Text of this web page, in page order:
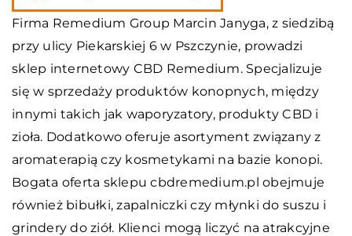
Firma Remedium Group Marcin Janyga, z siedzibą
przy ulicy Piekarskiej 6 w Pszczynie, prowadzi
sklep internetowy CBD Remedium. Specjalizuje
się w sprzedaży produktów konopnych, między
innymi takich jak waporyzatory, produkty CBD i
zioła. Dodatkowo oferuje asortyment związany z
aromaterapią czy kosmetykami na bazie konopi.
Bogata oferta sklepu cbdremedium.pl obejmuje
również bibułki, zapalniczki czy młynki do suszu i
grindery do ziół. Klienci mogą liczyć na atrakcyjne